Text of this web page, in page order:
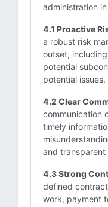
administration
4.1 Proactive
a robust risk
outset,
potential
potential issues.
4.2 Clear
communication
timely
and transparent
4.3 Strong
defined
work, payment